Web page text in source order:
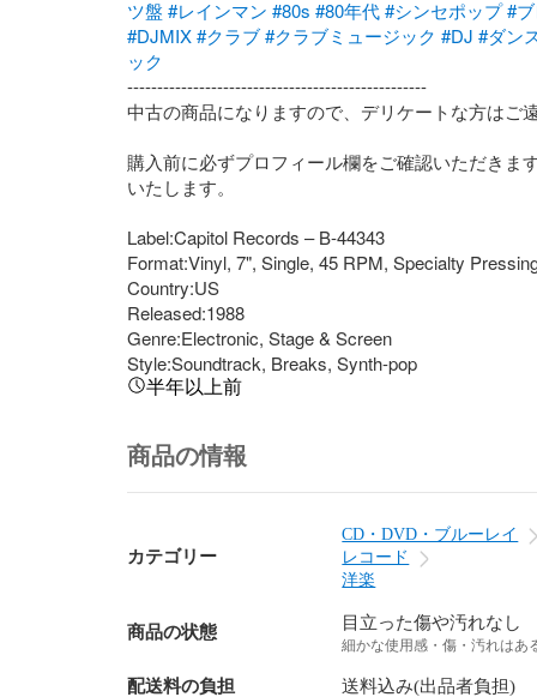
ツ盤 #レインマン #80s #80年代 #シンセポップ #
#DJMIX #クラブ #クラブミュージック #DJ #ダン
ック
--------------------------------------------------
中古の商品になりますので、デリケートな方はご遠
購入前に必ずプロフィール欄をご確認いただきま
いたします。
Label:Capitol Records – B-44343
Format:Vinyl, 7", Single, 45 RPM, Specialty
Country:US
Released:1988
Genre:Electronic, Stage & Screen
Style:Soundtrack, Breaks, Synth-pop
半年以上前
商品の情報
カテゴリー
CD・DVD・ブルーレイ
レコード
洋楽
商品の状態 目立った傷や汚れなし
細かな使用感・傷・汚れはあ
配送料の負担 送料込み(出品者負担)